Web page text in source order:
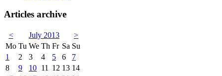
Articles archive
< July 2013
>
Mo Tu We Th Fr Sa Su
1
2 3 4 5 6
7
8
9 10 11 12 13 14